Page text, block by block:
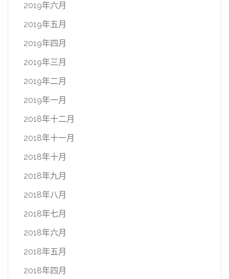
2019年六月
2019年五月
2019年四月
2019年三月
2019年二月
2019年一月
2018年十二月
2018年十一月
2018年十月
2018年九月
2018年八月
2018年七月
2018年六月
2018年五月
2018年四月